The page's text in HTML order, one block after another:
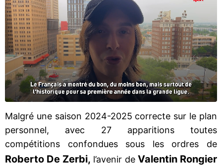
Malgré une saison 2024-2025 correcte sur le plan
personnel, avec 27 apparitions toutes
compétitions confondues sous les ordres de
Roberto De Zerbi, l’avenir deValentin Rongier